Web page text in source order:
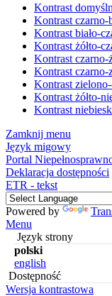
Kontrast
Kontrast czarno-
Kontrast biało-
Kontrast żółto-
Kontrast czarno-
Kontrast czarno-
Kontrast
Kontrast żółto-
Kontrast
Zamknij menu
Język migowy
Portal
Deklaracja dostępności
ETR - tekst
Powered by
Menu
Język strony
polski
english
Dostępność
Wersja kontrastowa